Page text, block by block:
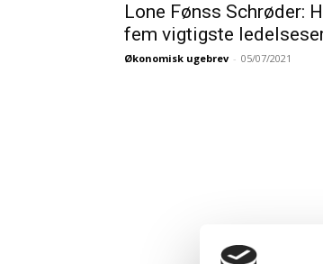
Lone Fønss Schrøder:
fem vigtigste
Økonomisk ugebrev - 05/07/2021